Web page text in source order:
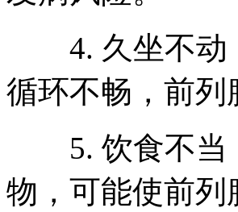
4. 久坐不动
循环不畅，前
5. 饮食不当
物，可能使前